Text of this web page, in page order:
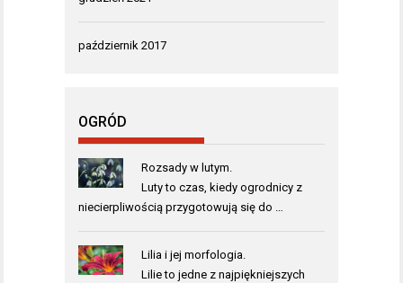
październik 2017
OGRÓD
Rozsady w lutym.
Luty to czas, kiedy ogrodnicy z
niecierpliwością przygotowują się do …
Lilia i jej morfologia.
Lilie to jedne z najpiękniejszych